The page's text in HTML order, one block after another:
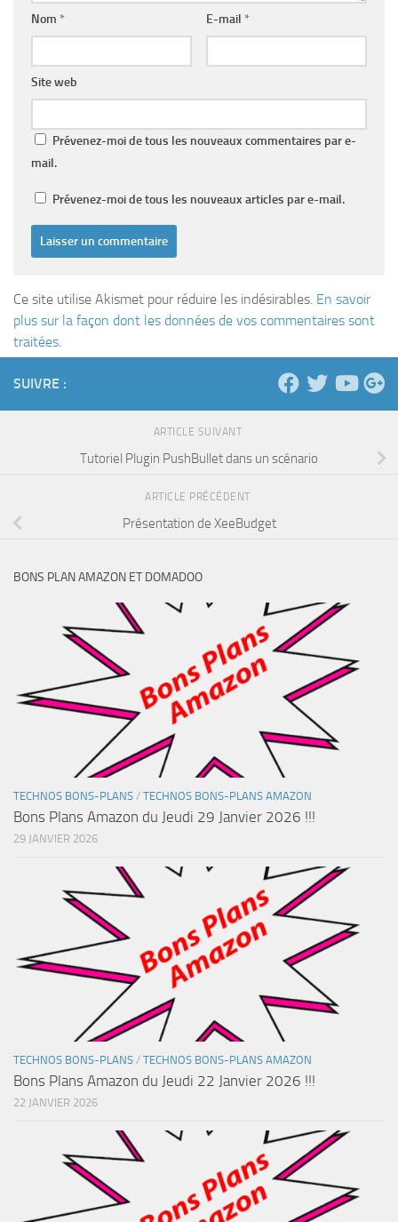
Nom * E-mail *
Site web
Prévenez-moi de tous les nouveaux commentaires par e-
mail.
Prévenez-moi de tous les nouveaux articles par e-mail.
Ce site utilise Akismet pour réduire les indésirables. En savoir
plus sur la façon dont les données de vos commentaires sont
traitées.
SUIVRE :
ARTICLE SUIVANT
Tutoriel Plugin PushBullet dans un scénario
ARTICLE PRÉCÉDENT
Présentation de XeeBudget
BONS PLAN AMAZON ET DOMADOO
TECHNOS BONS-PLANS / TECHNOS BONS-PLANS AMAZON
Bons Plans Amazon du Jeudi 29 Janvier 2026 !!!
29 JANVIER 2026
TECHNOS BONS-PLANS / TECHNOS BONS-PLANS AMAZON
Bons Plans Amazon du Jeudi 22 Janvier 2026 !!!
22 JANVIER 2026